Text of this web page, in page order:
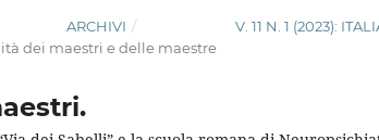
ARCHIVI / V. 11 N. 1 (2023):
dei maestri e delle maestre